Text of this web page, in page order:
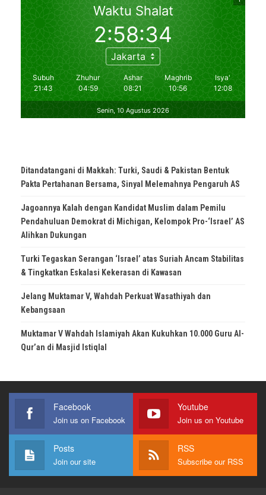
Ditandatangani di Makkah: Turki, Saudi & Pakistan Bentuk
Pakta Pertahanan Bersama, Sinyal Melemahnya Pengaruh AS
Jagoannya Kalah dengan Kandidat Muslim dalam Pemilu
Pendahuluan Demokrat di Michigan, Kelompok Pro-‘Israel’ AS
Alihkan Dukungan
Turki Tegaskan Serangan ‘Israel’ atas Suriah Ancam Stabilitas
& Tingkatkan Eskalasi Kekerasan di Kawasan
Jelang Muktamar V, Wahdah Perkuat Wasathiyah dan
Kebangsaan
Muktamar V Wahdah Islamiyah Akan Kukuhkan 10.000 Guru Al-
Qur’an di Masjid Istiqlal
Facebook
Join us on Facebook
Youtube
Join us on Youtube
Posts
Join our site
RSS
Subscribe our RSS